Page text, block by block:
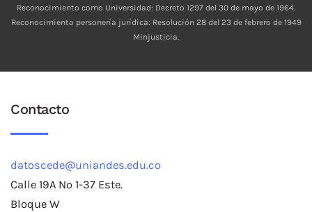
Reconocimiento como Universidad: Decreto 1297 del 30 de mayo de 1964.
Reconocimiento personería jurídica: Resolución 28 del 23 de febrero de 1949
Minjusticia.
Contacto
datoscede@uniandes.edu.co
Calle 19A No 1-37 Este.
Bloque W